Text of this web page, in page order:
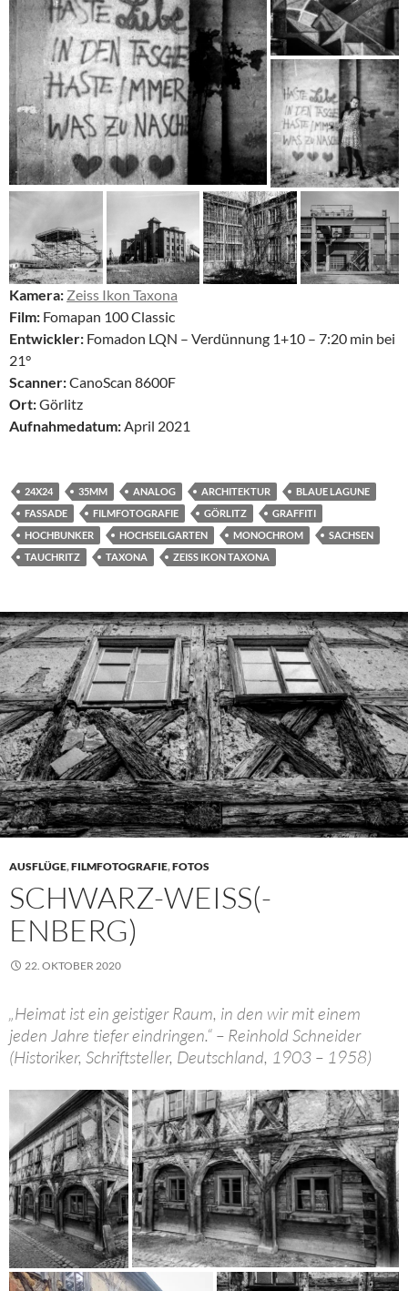
Kamera: Zeiss Ikon Taxona
Film: Fomapan 100 Classic
Entwickler: Fomadon LQN – Verdünnung 1+10 – 7:20 min bei
21°
Scanner:CanoScan 8600F
Ort:Görlitz
Aufnahmedatum:April 2021
24X24 35MM ANALOG ARCHITEKTUR
BLAUE LAGUNE
FASSADE
FILMFOTOGRAFIE GÖRLITZ
GRAFFITI
HOCHBUNKER
HOCHSEILGARTEN MONOCHROM
SACHSEN
TAUCHRITZ
TAXONA ZEISS IKON TAXONA
AUSFLÜGE,FILMFOTOGRAFIE,FOTOS
SCHWARZ-WEISS(-E
NBERG)
22. OKTOBER 2020
„Heimat ist ein geistiger Raum, in den wir mit einem
jeden Jahre tiefer eindringen.“ – Reinhold Schneider
(Historiker, Schriftsteller, Deutschland, 1903 – 1958)